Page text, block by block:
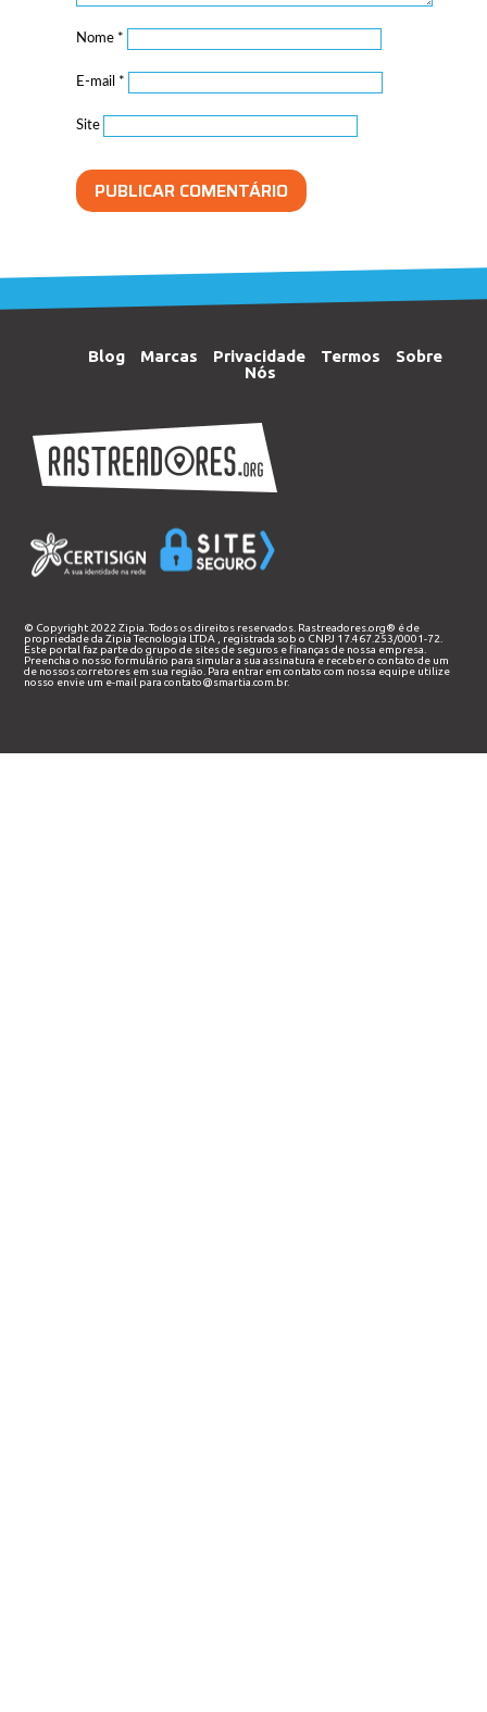
Nome *
E-mail *
Site
Blog Marcas Privacidade Termos
Sobre
Nós
© Copyright 2022 Zipia. Todos os direitos reservados. Rastreadores.org® é de
propriedade daZipia Tecnologia LTDA
, registrada sob o CNPJ 17.467.253/0001-72.
Este portal faz parte do grupo de sites de seguros e finanças de nossa empresa.
Preencha o nosso formulário para simular a sua assinatura e receber o contato de um
de nossos corretores em sua região. Para entrar em contato com nossa equipe utilize
nosso envie um e-mail paracontato@smartia.com.br.